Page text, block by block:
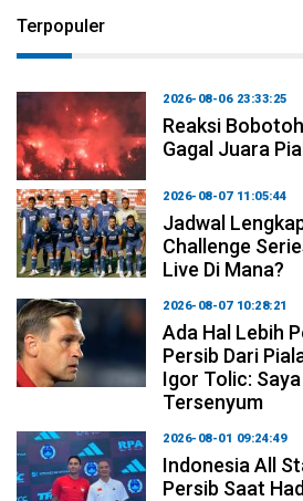
Terpopuler
2026-08-06 23:33:25
Reaksi
Gagal Juara
2026-08-07 11:05:44
Jadwal
Challenge
Live Di Mana?
2026-08-07 10:28:21
Ada Hal Lebih
Persib Dari
Igor Tolic:
Tersenyum
2026-08-01 09:24:49
Indonesia All
Persib Saat